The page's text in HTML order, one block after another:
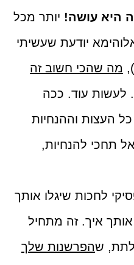
עושה!יותר מכל
יודעת שעשיתי
שהכי חשוב זה
עוד. ככה
וההנחיות
להנחיות,
לחכות שיגלו אותך
איך. זה מתחיל
ש הפרשנות שלך